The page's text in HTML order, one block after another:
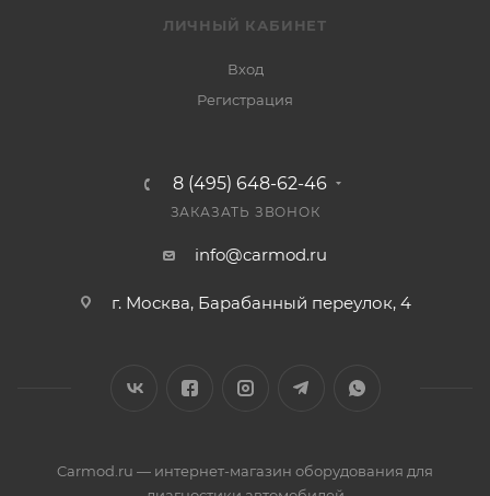
ЛИЧНЫЙ КАБИНЕТ
Вход
Регистрация
8 (495) 648-62-46
ЗАКАЗАТЬ ЗВОНОК
info@carmod.ru
г. Москва, Барабанный переулок, 4
Carmod.ru — интернет-магазин оборудования для